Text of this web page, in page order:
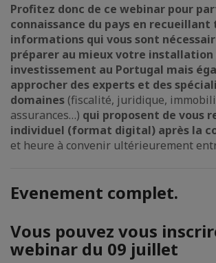
Profitez donc de ce webinar pour
connaissance du pays en recueillant
informations qui vous sont
préparer au mieux votre installation
investissement au Portugal mais
approcher des experts et des
domaines (fiscalité, juridique,
assurances…) qui proposent de vous
individuel (format digital) après la
et heure à convenir ultérieurement
Evenement complet.
Vous pouvez vous
webinar du 09 juillet